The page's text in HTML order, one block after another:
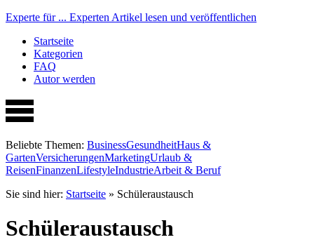
Experte für ... Experten Artikel lesen und veröffentlichen
Startseite
Kategorien
FAQ
Autor werden
Beliebte Themen: BusinessGesundheitHaus &
GartenVersicherungenMarketingUrlaub &
ReisenFinanzenLifestyleIndustrieArbeit & Beruf
Sie sind hier: Startseite » Schüleraustausch
Schüleraustausch